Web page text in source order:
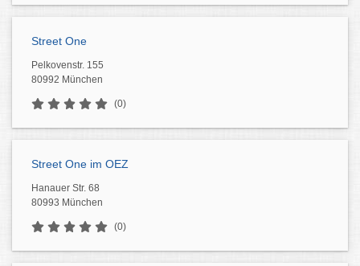
Street One
Pelkovenstr. 155
80992 München
(0)
Street One im OEZ
Hanauer Str. 68
80993 München
(0)